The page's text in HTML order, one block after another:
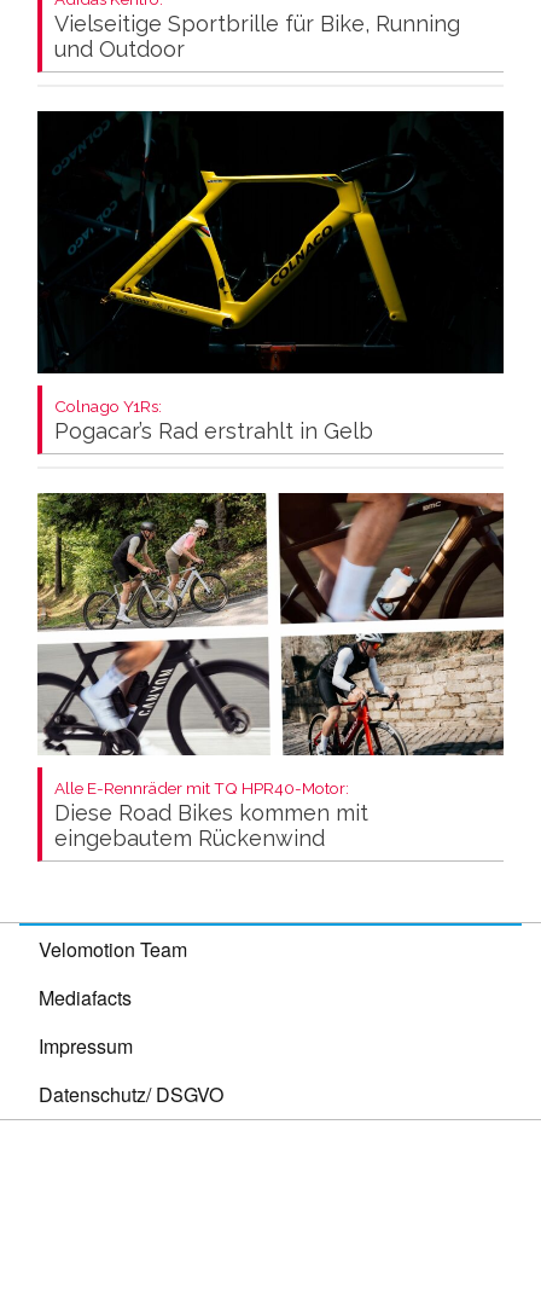
Vielseitige Sportbrille für Bike, Running
und Outdoor
Colnago Y1Rs:
Pogacar’s Rad erstrahlt in Gelb
Alle E-Rennräder mit TQ HPR40-Motor:
Diese Road Bikes kommen mit
eingebautem Rückenwind
Velomotion Team
Mediafacts
Impressum
Datenschutz/ DSGVO